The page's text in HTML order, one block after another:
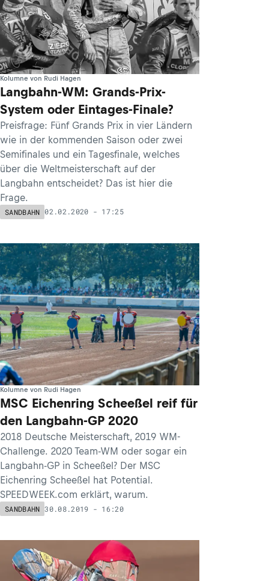
Kolumne von Rudi Hagen
Langbahn-WM: Grands-Prix-
System oder Eintages-Finale?
Preisfrage: Fünf Grands Prix in vier Ländern
wie in der kommenden Saison oder zwei
Semifinales und ein Tagesfinale, welches
über die Weltmeisterschaft auf der
Langbahn entscheidet? Das ist hier die
Frage.
SANDBAHN 02.02.2020 - 17:25
Kolumne von Rudi Hagen
MSC Eichenring Scheeßel reif für
den Langbahn-GP 2020
2018 Deutsche Meisterschaft, 2019 WM-
Challenge. 2020 Team-WM oder sogar ein
Langbahn-GP in Scheeßel? Der MSC
Eichenring Scheeßel hat Potential.
SPEEDWEEK.com erklärt, warum.
SANDBAHN 30.08.2019 - 16:20